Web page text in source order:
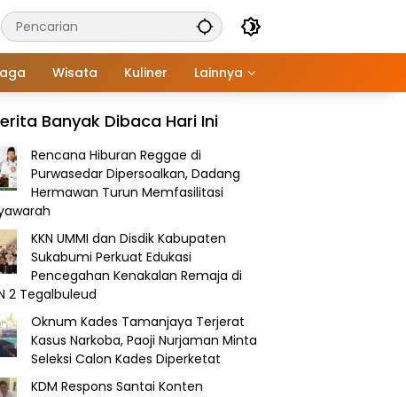
Wisata Kuliner Lainnya
Banyak Dibaca Hari Ini
Rencana Hiburan Reggae di
Purwasedar Dipersoalkan, Dadang
Hermawan Turun Memfasilitasi
KKN UMMI dan Disdik Kabupaten
Sukabumi Perkuat Edukasi
Pencegahan Kenakalan Remaja di
2 Tegalbuleud
Oknum Kades Tamanjaya Terjerat
Kasus Narkoba, Paoji Nurjaman Minta
Seleksi Calon Kades Diperketat
KDM Respons Santai Konten